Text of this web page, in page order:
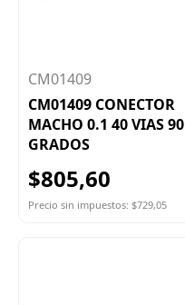
CM01409
CM01409 CONECTOR
MACHO 0.1 40 VIAS 90
GRADOS
$805,60
Precio sin impuestos: $729,05